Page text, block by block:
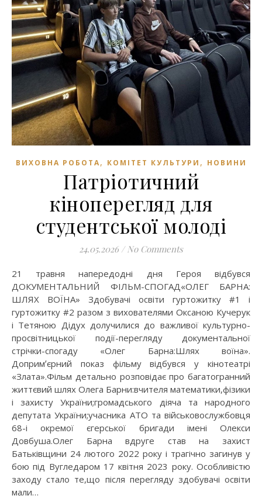
ВИХОВНА РОБОТА, КОМІТЕТ КУЛЬТУРИ , НОВИНИ
Патріотичний
кіноперегляд для
студентської молоді
24.05.2026 / No Comments
21 травня напередодні дня Героя відбувся
ДОКУМЕНТАЛЬНИЙ ФІЛЬМ-СПОГАД«ОЛЕГ БАРНА:
ШЛЯХ ВОЇНА» Здобувачі освіти гуртожитку #1 і
гуртожитку #2 разом з вихователями Оксаною Кучерук
і Тетяною Дідух долучилися до важливої культурно-
просвітницької події-перегляду документальної
стрічки-спогаду «Олег Барна:Шлях воїна».
Допримʼєрний показ фільму відбувся у кінотеатрі
«Злата».Фільм детально розповідає про багатогранний
життєвий шлях Олега Барни:вчителя математики,фізики
і захисту України;громадського діяча та народного
депутата України;учасника АТО та військовослужбовця
68-і окремої єгерської бригади імені Олекси
Довбуша.Олег Барна вдруге став на захист
Батьківщини 24 лютого 2022 року і трагічно загинув у
бою під Вугледаром 17 квітня 2023 року. Особливістю
заходу стало те,що після перегляду здобувачі освіти
мали…